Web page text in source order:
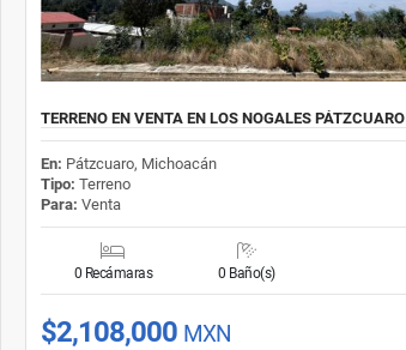
TERRENO EN VENTA EN LOS NOGALES PÁTZCUARO
En: Pátzcuaro, Michoacán
Tipo: Terreno
Para: Venta
0 Recámaras 0 Baño(s)
$2,108,000 MXN